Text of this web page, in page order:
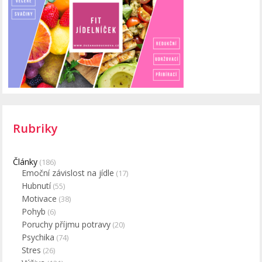
Rubriky
Články (186)
Emoční závislost na jídle (17)
Hubnutí(55)
Motivace (38)
Pohyb (6)
Poruchy příjmu potravy (20)
Psychika (74)
Stres (26)